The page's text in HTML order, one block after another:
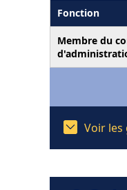
Fonction
Membre du
Voir les